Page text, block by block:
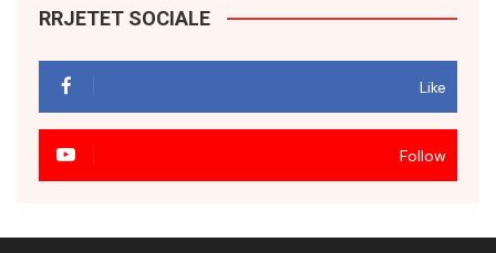
RRJETET SOCIALE
Like
Follow